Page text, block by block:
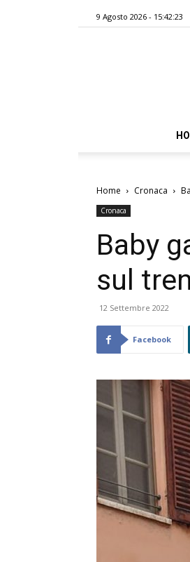
9 Agosto 2026 - 15:42:23
Home Cronaca
Cronaca
Baby
sul
12 Settembre 2022
Facebook